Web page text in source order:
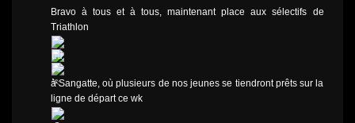
Bravo à tous et à tous, maintenant place aux sélectifs de
Triathlon
à Sangatte, où plusieurs de nos jeunes se tiendront prêts sur la
ligne de départ ce wk